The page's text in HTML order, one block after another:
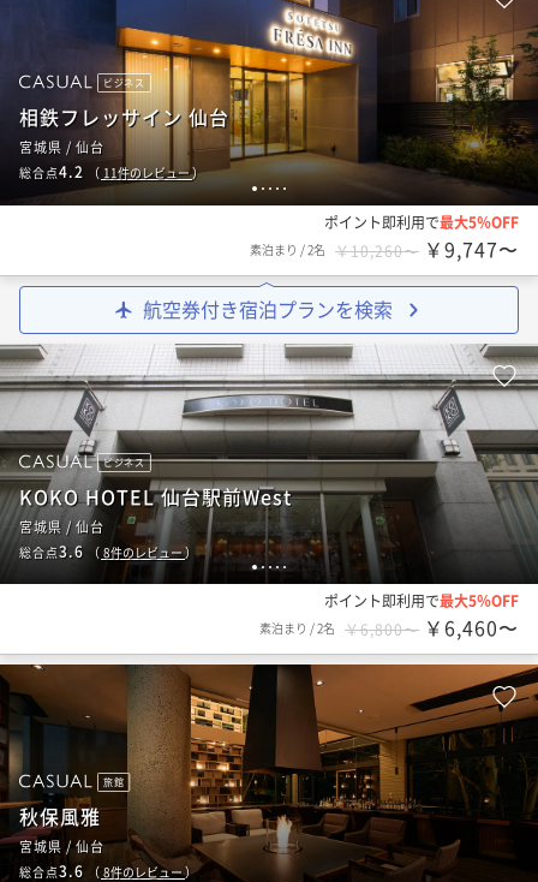
1 2 3 4 5
ビジネス
相鉄フレッサイン 仙台
宮城県 / 仙台
総合点4.2 （ 11件のレビュー）
ポイント即利用で最大5％OFF
素泊まり /2名 ￥10,260〜 ￥9,747〜
航空券付き宿泊プランを検索
12 345
ビジネス
KOKO HOTEL 仙台駅前West
宮城県 / 仙台
総合点3.6 （ 8件のレビュー）
ポイント即利用で最大5％OFF
素泊まり /2名 ￥6,800〜 ￥6,460〜
旅館
秋保風雅
宮城県 / 仙台
総合点3.6 （ 8件のレビュー）